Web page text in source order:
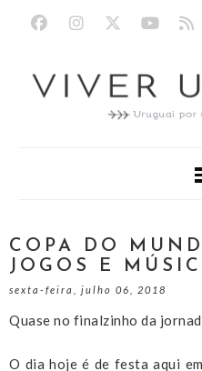
COPA DO
JOGOS E
sexta-feira, julho 06, 2018
Quase no finalzinho da
O dia hoje é de festa aqui